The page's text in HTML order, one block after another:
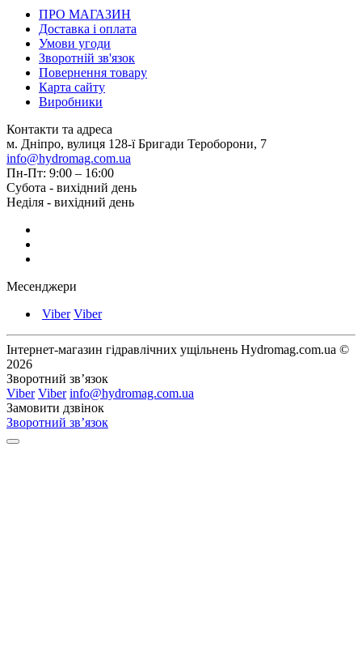
ПРО МАГАЗИН
Доставка і оплата
Умови угоди
Зворотній зв'язок
Повернення товару
Карта сайту
Виробники
Контакти та адреса
м. Дніпро, вулиця 128-ї Бригади Тероборони, 7
info@hydromag.com.ua
Пн-Пт: 9:00 – 16:00
Субота - вихідний день
Неділя - вихідний день
Месенджери
Viber Viber
Інтернет-магазин гідравлічних ущільнень Hydromag.com.ua ©
2026
Зворотний зв’язок
Viber Viber info@hydromag.com.ua
Замовити дзвінок
Зворотний зв’язок